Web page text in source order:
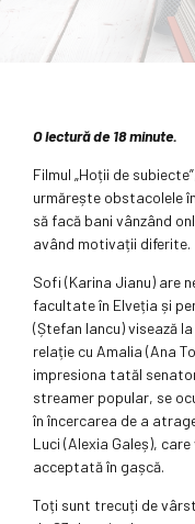
O lectură de 18 minute.
Filmul „Hoții de
urmărește obstacolele
să facă bani vânzând
având motivații diferite.
Sofi (Karina Jianu) are
facultate în Elveția și
(Ștefan Iancu) visează
relație cu Amalia (Ana
impresiona tatăl
streamer popular, se
în încercarea de a
Luci (Alexia Galeș),
acceptată în gașcă.
Toți sunt trecuți de